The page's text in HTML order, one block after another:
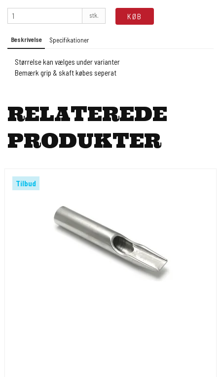
stk. KØB
Beskrivelse Specifikationer
Størrelse kan vælges under varianter
Bemærk grip & skaft købes seperat
RELATEREDE
PRODUKTER
Tilbud